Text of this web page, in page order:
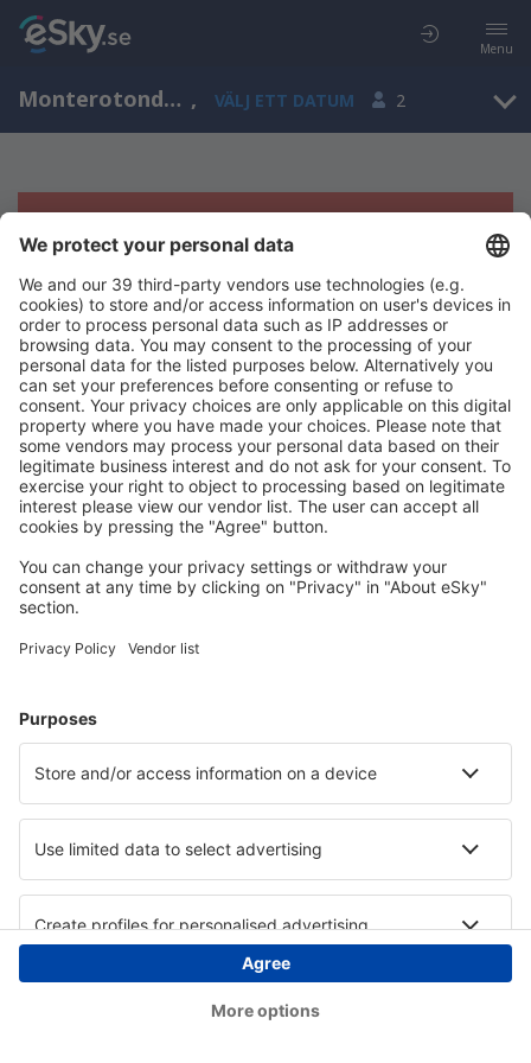
Menu
Monterotondo di Brescia, Lombardy, Italien , VÄLJ ETT DATUM 2
Tyvärr, inga resultat för denna sökning
Försök att söka med andra kriterier
Copyright © eSky.se. Alla rättigheter förbehålls.